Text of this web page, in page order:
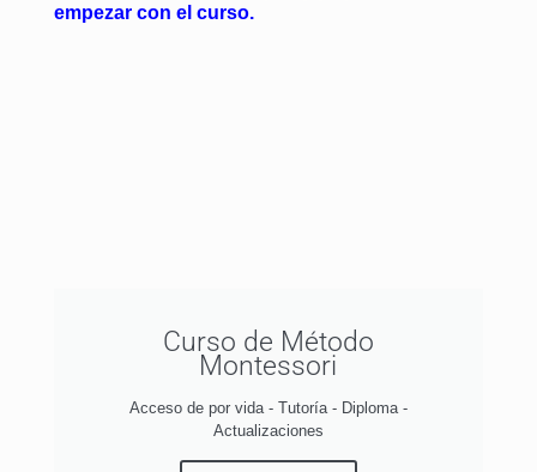
empezar con el curso.
Curso de Método
Montessori
Acceso de por vida - Tutoría - Diploma -
Actualizaciones